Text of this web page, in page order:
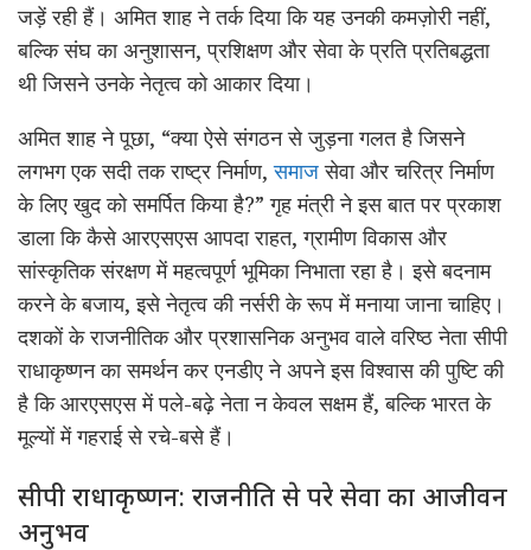
जड़ें रही हैं। अमित शाह ने तर्क दिया कि यह उनकी कमज़ोरी नहीं,
बल्कि संघ का अनुशासन, प्रशिक्षण और सेवा केप्रतिप्रतिबद्धता
थी जिसने उनके नेतृत्व को आकार दिया।
अमित शाह ने पूछा, “क्या ऐसे संगठन से जुड़ना गलत है जिसने
लगभग एक सदी तक राष्ट्र निर्माण,समाजसेवा और चरित्र निर्माण
के लिए खुद को समर्पित किया है?” गृह मंत्री ने इस बात पर प्रकाश
डाला कि कैसे आरएसएस आपदा राहत, ग्रामीण विकास और
सांस्कृतिक संरक्षण में महत्वपूर्ण भूमिका निभाता रहा है ।इसे बदनाम
करने के बजाय,इसे नेतृत्व की नर्सरी के रूप में मनायाजाना चाहिए।
दशकों के राजनीतिक और प्रशासनिक अनुभव वाले वरिष्ठ नेतासीपी
राधाकृष्णनका समर्थन करएनडीएने अपने इस विश्वास की पुष्टि की
है कि आरएसएस में पले-बढ़े नेता न केवल सक्षम हैं, बल्कि भारत के
मूल्यों में गहराई से रचे-बसे हैं।
सीपी राधाकृष्णन: राजनीति से परे सेवा का आजीवन
अनुभव